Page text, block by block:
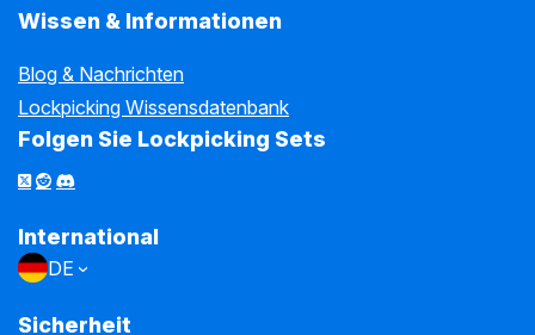
Wissen & Informationen
Blog & Nachrichten
Lockpicking Wissensdatenbank
Folgen Sie Lockpicking Sets
International
DE
Sicherheit